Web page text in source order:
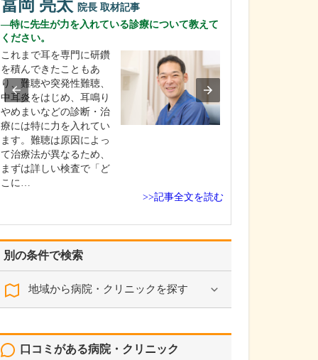
別の条件で検索
地域から病院・クリニックを探す
口コミがある病院・クリニック
冨岡 亮太 院長 取材記事
特に先生が力を入れている診療について教えて
ください。
これまで耳を専門に研鑽
を積んできたこともあ
り、難聴や突発性難聴、
中耳炎をはじめ、耳鳴り
やめまいなどの診断・治
療には特に力を入れてい
ます。難聴は原因によっ
て治療法が異なるため、
まずは詳しい検査で「ど
こに…
>>記事全文を読む